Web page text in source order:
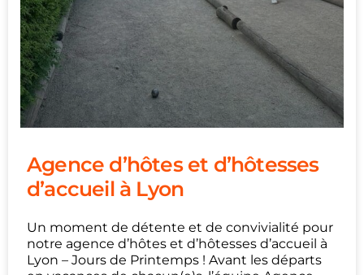
Agence d’hôtes et d’hôtesses
d’accueil à Lyon
Un moment de détente et de convivialité pour
notre agence d’hôtes et d’hôtesses d’accueil à
Lyon – Jours de Printemps ! Avant les départs